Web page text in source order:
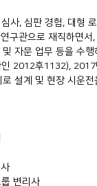
사, 심판 경험, 대형
구관으로 재직하면서
자문 업무 등을 수
2012후1132),
설계 및 현장 시운
변리사